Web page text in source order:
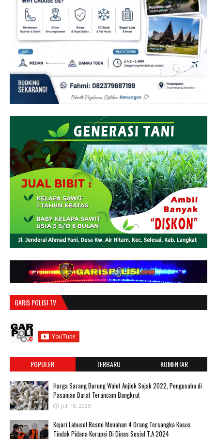
GARIS POLISI TV
POPULER TERBARU KOMENTAR
Harga Sarang Burung Walet Anjlok Sejak 2022, Pengusaha di
Pasaman Barat Terancam Bangkrut
Juli 18, 2025
‎Kejari Labusel Resmi Menahan 4 Orang Tersangka Kasus
Tindak Pidana Korupsi Di Dinas Sosial T.A 2024